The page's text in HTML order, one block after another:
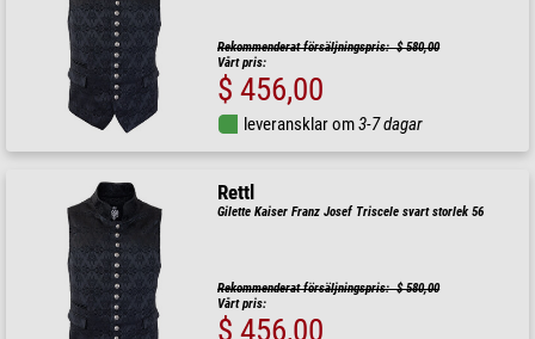
Rekommenderat försäljningspris: $ 580,00
Vårt pris:
$ 456,00
leveransklar om3-7 dagar
Rettl
Gilette Kaiser Franz Josef Triscele svart storlek 56
Rekommenderat försäljningspris: $ 580,00
Vårt pris:
$ 456,00